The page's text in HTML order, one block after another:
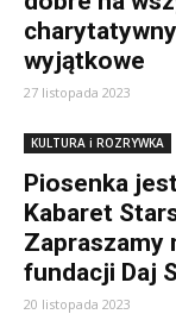
wyjątkowe
27 listopada 2023
KULTURA i ROZRYWKA
Piosenka
Kabaret
Zapraszamy
fundacji Daj
20 listopada 2023